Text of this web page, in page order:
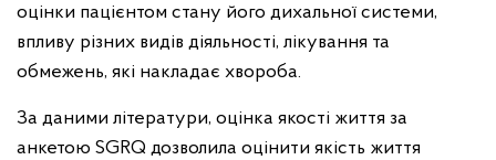
оцінки пацієнтом стану його дихальної системи,
впливу різних видів діяльності, лікування та
обмежень, які накладає хвороба.
За даними літератури, оцінка якості життя за
анкетою SGRQ дозволила оцінити якість життя